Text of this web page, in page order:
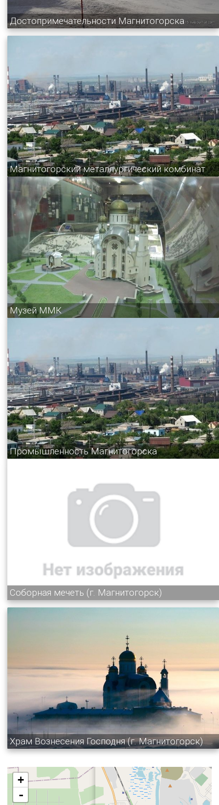
Достопримечательности Магнитогорска
Магнитогорский металлургический комбинат
Музей ММК
Промышленность Магнитогорска
Соборная мечеть (г. Магнитогорск)
Храм Вознесения Господня (г. Магнитогорск)
+
-